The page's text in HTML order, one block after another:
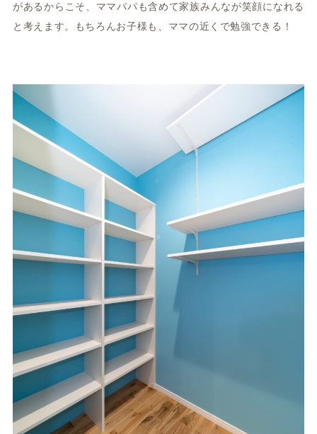
があるからこそ、ママパパも含めて家族みんなが笑顔になれる
と考えます。もちろんお子様も、ママの近くで勉強できる！